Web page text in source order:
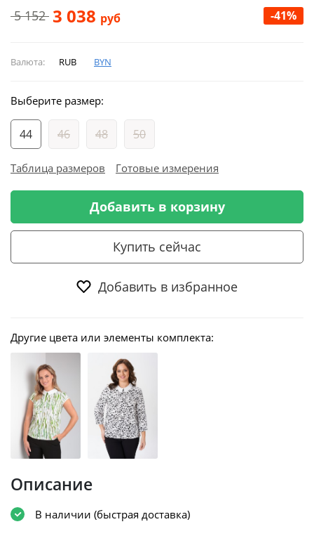
5 152 3 038 руб -41%
Валюта: RUB BYN
Выберите размер:
44 46 48 50
Таблица размеров Готовые измерения
Добавить в корзину
Купить сейчас
Добавить в избранное
Другие цвета или элементы комплекта:
Описание
В наличии (быстрая доставка)